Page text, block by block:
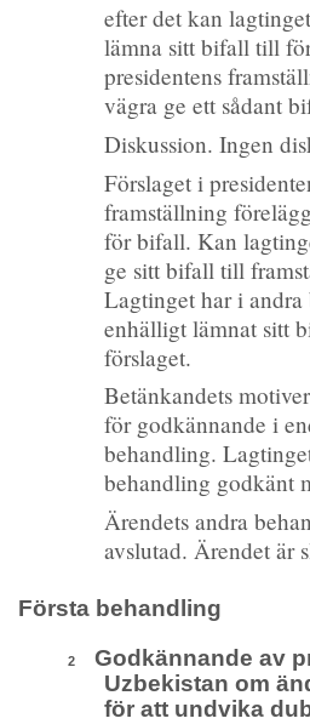
efter det kan
lämna sitt bifall till
presidentens
vägra ge ett sådant
Diskussion. Ingen
Förslaget i
framställning
för bifall. Kan
ge sitt bifall till
Lagtinget har i
enhälligt lämnat sitt
förslaget.
Betänkandets
för godkännande i
behandling.
behandling godkänt
Ärendets andra
avslutad. Ärendet är
Första behandling
2
Godkännande av
Uzbekistan om
för att undvika